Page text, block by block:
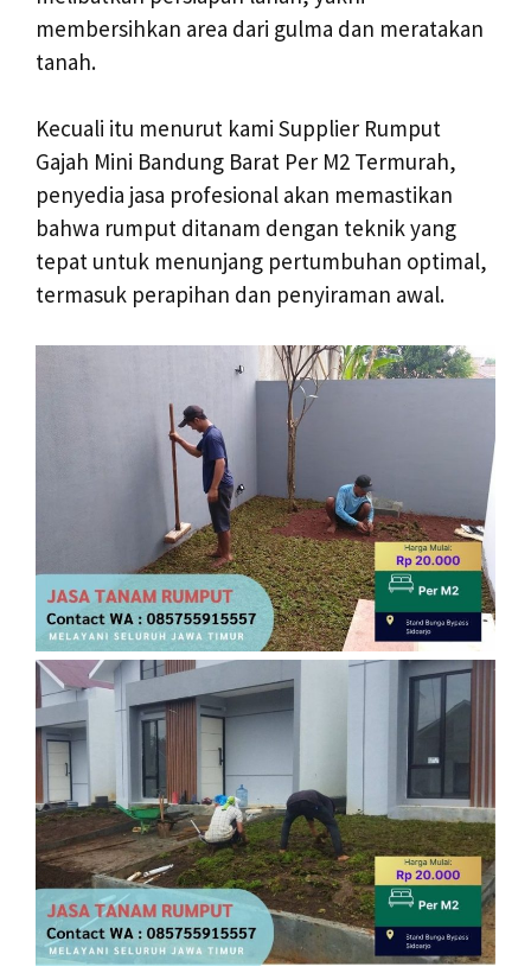
membersihkan area dari gulma dan meratakan
tanah.
Kecuali itu menurut kami Supplier Rumput
Gajah Mini Bandung Barat Per M2 Termurah,
penyedia jasa profesional akan memastikan
bahwa rumput ditanam dengan teknik yang
tepat untuk menunjang pertumbuhan optimal,
termasuk perapihan dan penyiraman awal.